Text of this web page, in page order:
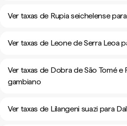
Ver taxas de Rupia seichelense
Ver taxas de Leone de Serra Leoa
Ver taxas de Dobra de São Tomé e
gambiano
Ver taxas de Lilangeni suazi para